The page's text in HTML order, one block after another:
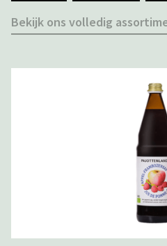
Bekijk ons volledig